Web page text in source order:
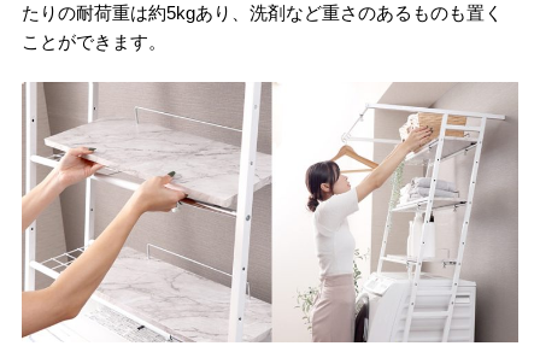
たりの耐荷重は約5kgあり、洗剤など重さのあるものも置く
ことができます。